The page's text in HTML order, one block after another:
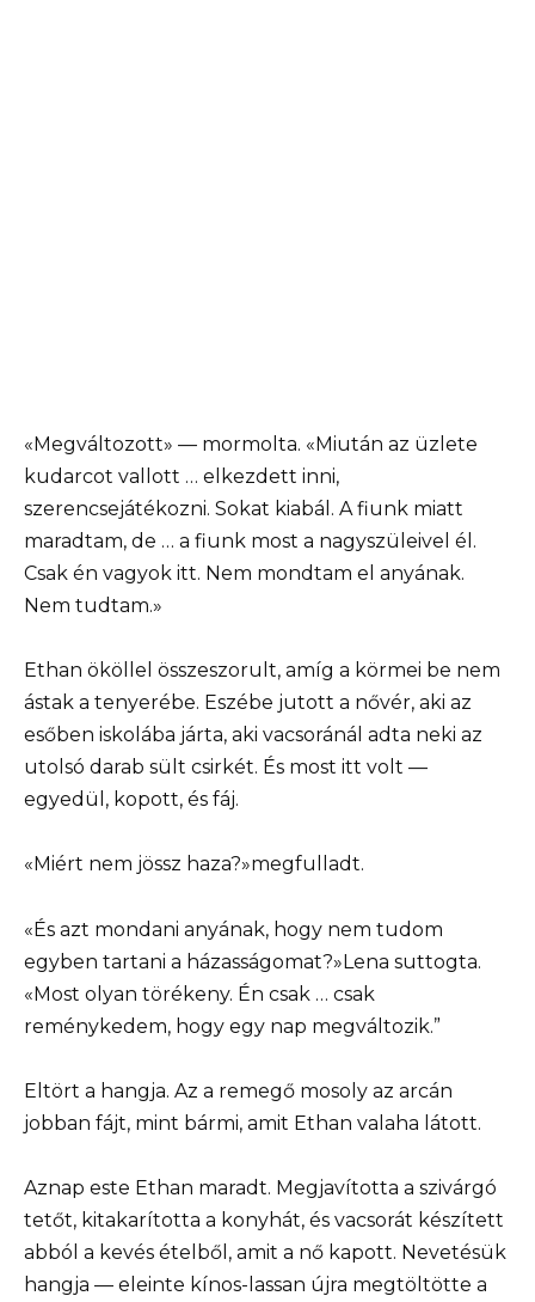
«Megváltozott» — mormolta. «Miután az üzlete
kudarcot vallott … elkezdett inni,
szerencsejátékozni. Sokat kiabál. A fiunk miatt
maradtam, de … a fiunk most a nagyszüleivel él.
Csak én vagyok itt. Nem mondtam el anyának.
Nem tudtam.»
Ethan ököllel összeszorult, amíg a körmei be nem
ástak a tenyerébe. Eszébe jutott a nővér, aki az
esőben iskolába járta, aki vacsoránál adta neki az
utolsó darab sült csirkét. És most itt volt —
egyedül, kopott, és fáj.
«Miért nem jössz haza?»megfulladt.
«És azt mondani anyának, hogy nem tudom
egyben tartani a házasságomat?»Lena suttogta.
«Most olyan törékeny. Én csak … csak
reménykedem, hogy egy nap megváltozik.”
Eltört a hangja. Az a remegő mosoly az arcán
jobban fájt, mint bármi, amit Ethan valaha látott.
Aznap este Ethan maradt. Megjavította a szivárgó
tetőt, kitakarította a konyhát, és vacsorát készített
abból a kevés ételből, amit a nő kapott. Nevetésük
hangja — eleinte kínos-lassan újra megtöltötte a